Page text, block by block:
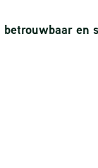
betrouwbaar en